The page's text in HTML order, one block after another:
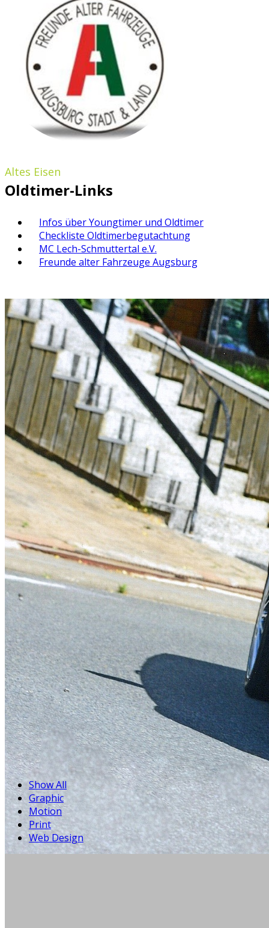
Altes Eisen
Oldtimer-Links
Infos über Youngtimer und Oldtimer
Checkliste Oldtimerbegutachtung
MC Lech-Schmuttertal e.V.
Freunde alter Fahrzeuge Augsburg
Show All
Graphic
Motion
Print
Web Design